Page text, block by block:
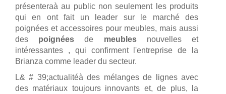
présenteraà au public non seulement les produits
qui en ont fait un leader sur le marché des
poignées et accessoires pour meubles, mais aussi
des poignées de meublesnouvelles et
intéressantes , qui confirment l'entreprise de la
Brianza comme leader du secteur.
L& # 39;actualitéà des mélanges de lignes avec
des matériaux toujours innovants et, de plus, la